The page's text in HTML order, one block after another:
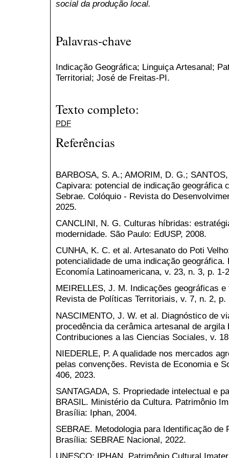
social da produção local.
Palavras-chave
Indicação Geográfica; Linguiça Artesanal;
Territorial; José de Freitas-PI.
Texto completo:
PDF
Referências
BARBOSA, S. A.; AMORIM, D. G.;
Capivara: potencial de indicação geográfica
Sebrae. Colóquio - Revista do
2025.
CANCLINI, N. G. Culturas híbridas:
modernidade. São Paulo: EdUSP, 2008.
CUNHA, K. C. et al. Artesanato do Poti
potencialidade de uma indicação
Economía Latinoamericana, v. 23, n. 3, p. 1-
MEIRELLES, J. M. Indicações geográficas
Revista de Políticas Territoriais, v. 7, n. 2, p.
NASCIMENTO, J. W. et al. Diagnóstico de
procedência da cerâmica artesanal de argila
Contribuciones a las Ciencias Sociales, v.
NIEDERLE, P. A qualidade nos mercados
pelas convenções. Revista de Economia e
406, 2023.
SANTAGADA, S. Propriedade intelectual e
BRASIL. Ministério da Cultura. Patrimônio
Brasília: Iphan, 2004.
SEBRAE. Metodologia para Identificação
Brasília: SEBRAE Nacional, 2022.